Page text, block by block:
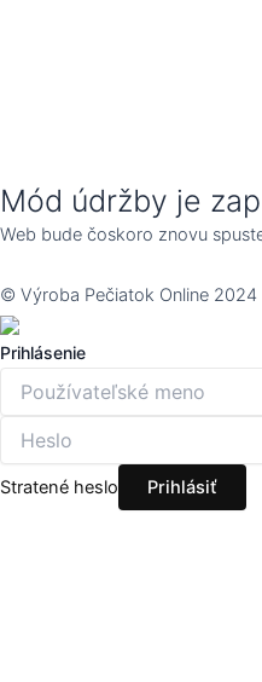
Mód údržby je
Web bude čoskoro znovu
© Výroba Pečiatok Online 2024
Prihlásenie
Stratené heslo